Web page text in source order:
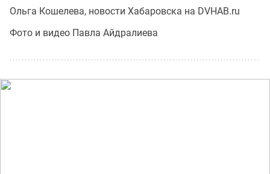
Ольга Кошелева, новости Хабаровска на DVHAB.ru
Фото и видео Павла Айдралиева